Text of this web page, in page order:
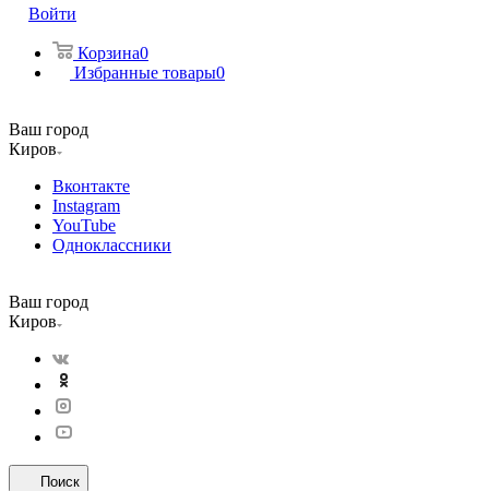
Войти
Корзина0
Избранные товары0
Ваш город
Киров
Вконтакте
Instagram
YouTube
Одноклассники
Ваш город
Киров
Поиск